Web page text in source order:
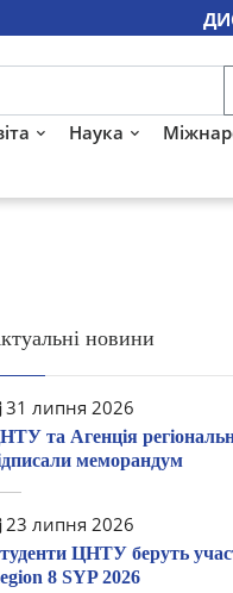
Наука
новини
31 липня 2026
та Агенція
меморандум
23 липня 2026
ЦНТУ беруть
8 SYP 2026